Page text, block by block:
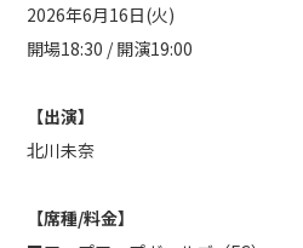
2026年6月16日(火)
開場18:30 / 開演19:00
【出演】
北川未奈
【席種/料金】